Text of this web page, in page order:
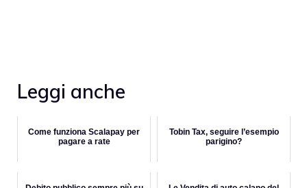
Leggi anche
Come funziona Scalapay per
pagare a rate
Tobin Tax, seguire l’esempio
parigino?